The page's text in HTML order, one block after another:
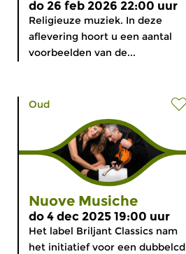
do 26 feb 2026 22:00 uur
Religieuze muziek. In deze
aflevering hoort u een aantal
voorbeelden van de...
Oud
Nuove Musiche
do 4 dec 2025 19:00 uur
Het label Briljant Classics nam
het initiatief voor een dubbelcd